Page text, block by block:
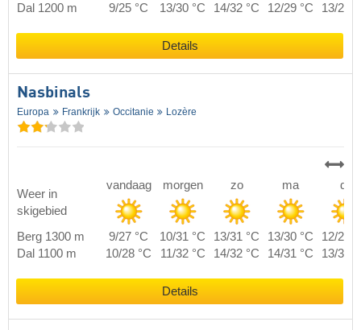
Dal 1200 m
9/25 °C 13/30 °C 14/32 °C 12/29 °C 13/29
Details
Nasbinals
Europa Frankrijk Occitanie Lozère
Weer in
skigebied
vandaag morgen zo ma di
Berg 1300 m 9/27 °C 10/31 °C 13/31 °C 13/30 °C
12/29
Dal 1100 m
10/28 °C 11/32 °C 14/32 °C 14/31 °C 13/30
Details